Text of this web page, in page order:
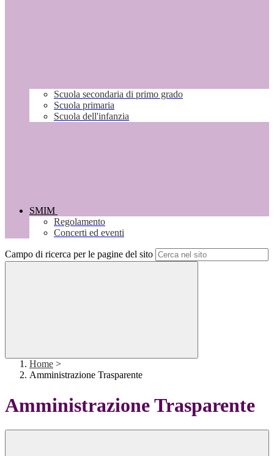
Scuola secondaria di primo grado
Scuola primaria
Scuola dell'infanzia
SMIM
Regolamento
Concerti ed eventi
Campo di ricerca per le pagine del sito
Home >
Amministrazione Trasparente
Amministrazione Trasparente